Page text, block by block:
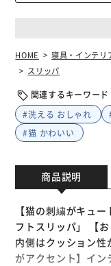
HOME 寝具・インテリ
スリッパ
関連するキーワード
#洗える おしゃれ
#猫 かわいい
商品説明
【猫の刺繍がキュ
フトスリッパ」 【
内側はクッション
がアクセント】イン